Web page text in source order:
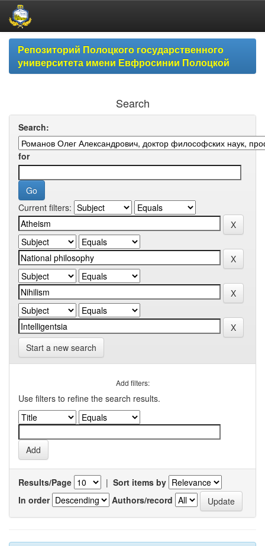
Skip
navigationРепозиторий Полоцкого государственного
университета имени Евфросинии Полоцкой
Search
Search:
for
Current filters:
Start a new search
Add filters:
Use filters to refine the search results.
Results/Page | Sort items by
In order
Authors/record